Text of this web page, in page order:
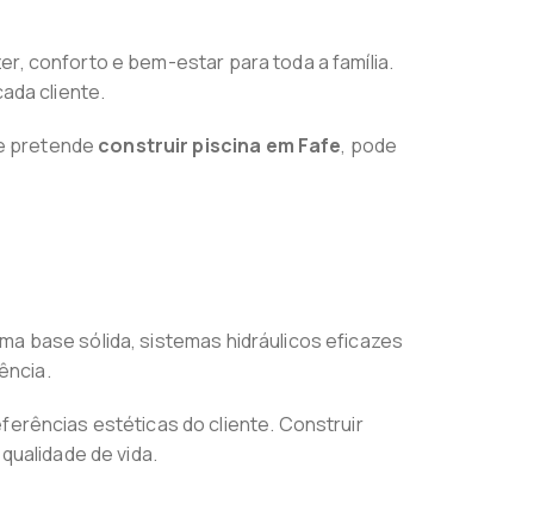
conforto e bem-estar para toda a família.
cliente.
pretende construir piscina em Fafe, pode
base sólida, sistemas hidráulicos eficazes
estéticas do cliente. Construir
de vida.